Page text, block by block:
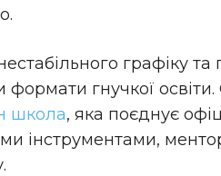
графіку та
формати гнучкої
школа, яка поєднує
інструментами,